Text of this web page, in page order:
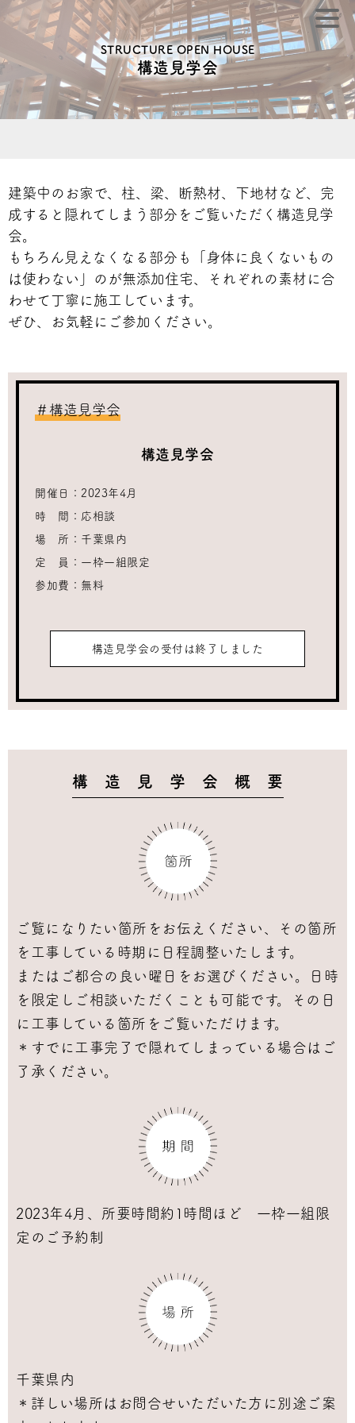
STRUCTURE OPEN HOUSE
構造見学会
建築中のお家で、柱、梁、断熱材、下地材など、完
成すると隠れてしまう部分をご覧いただく構造見学
会。
もちろん見えなくなる部分も「身体に良くないもの
は使わない」のが無添加住宅、それぞれの素材に合
わせて丁寧に施工しています。
ぜひ、お気軽にご参加ください。
＃構造見学会
構造見学会
開催日： 2023年4月
時 間： 応相談
場 所： 千葉県内
定 員： 一枠一組限定
参加費： 無料
構造見学会の受付は終了しました
構 造 見 学 会 概 要
ご覧になりたい箇所をお伝えください、その箇所
を工事している時期に日程調整いたします。
またはご都合の良い曜日をお選びください。日時
を限定しご相談いただくことも可能です。その日
に工事している箇所をご覧いただけます。
＊すでに工事完了で隠れてしまっている場合はご
了承ください。
2023年4月、所要時間約1時間ほど 一枠一組限
定のご予約制
千葉県内
＊詳しい場所はお問合せいただいた方に別途ご案